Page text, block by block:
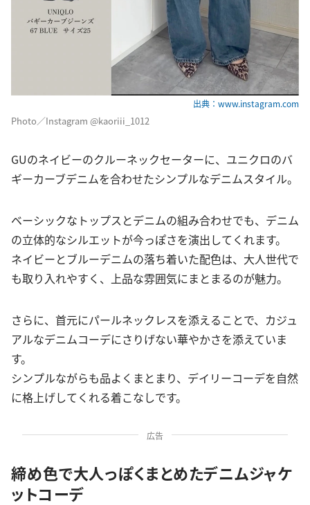
出典：www.instagram.com
Photo／Instagram @kaoriii_1012
GUのネイビーのクルーネックセーターに、ユニクロのバ
ギーカーブデニムを合わせたシンプルなデニムスタイル。
ベーシックなトップスとデニムの組み合わせでも、デニム
の立体的なシルエットが今っぽさを演出してくれます。
ネイビーとブルーデニムの落ち着いた配色は、大人世代で
も取り入れやすく、上品な雰囲気にまとまるのが魅力。
さらに、首元にパールネックレスを添えることで、カジュ
アルなデニムコーデにさりげない華やかさを添えていま
す。
シンプルながらも品よくまとまり、デイリーコーデを自然
に格上げしてくれる着こなしです。
広告
締め色で大人っぽくまとめたデニムジャケ
ットコーデ